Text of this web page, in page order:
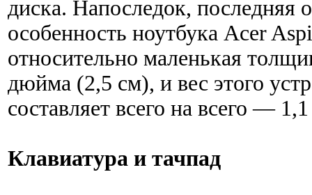
диска. Напоследок, последняя
особенность ноутбука Acer
относительно маленькая
дюйма (2,5 см), и вес этого
составляет всего на всего — 1,1
Клавиатура и тачпад